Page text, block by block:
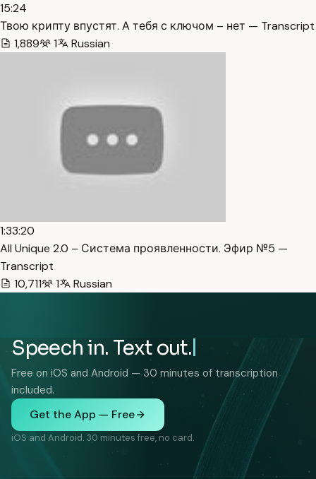
15:24
Твою крипту впустят. А тебя с ключом – нет — Transcript
1,889
1 Russian
1:33:20
All Unique 2.0 – Система проявленности. Эфир №5 —
Transcript
10,711
1 Russian
Speech in. Text out.
Free on iOS and Android — 30 minutes of transcription
included.
Get the App — Free
iOS and Android. 30 minutes free, no card.